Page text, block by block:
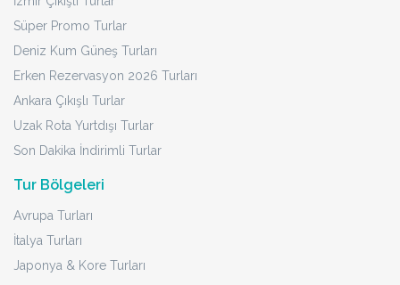
Süper Promo Turlar
Deniz Kum Güneş Turları
Erken Rezervasyon 2026 Turları
Ankara Çıkışlı Turlar
Uzak Rota Yurtdışı Turlar
Son Dakika İndirimli Turlar
Tur Bölgeleri
Avrupa Turları
İtalya Turları
Japonya & Kore Turları